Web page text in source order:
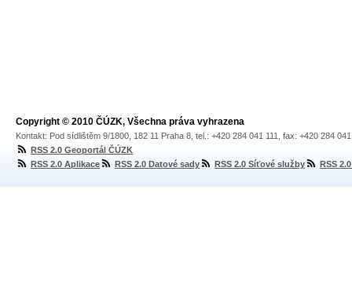
Copyright © 2010 ČÚZK, Všechna práva vyhrazena
Kontakt: Pod sídlištěm 9/1800, 182 11 Praha 8, tel.: +420 284 041 111, fax: +420 284
RSS 2.0 Geoportál ČÚZK
RSS 2.0 Aplikace
RSS 2.0 Datové sady RSS 2.0 Síťové služby RSS